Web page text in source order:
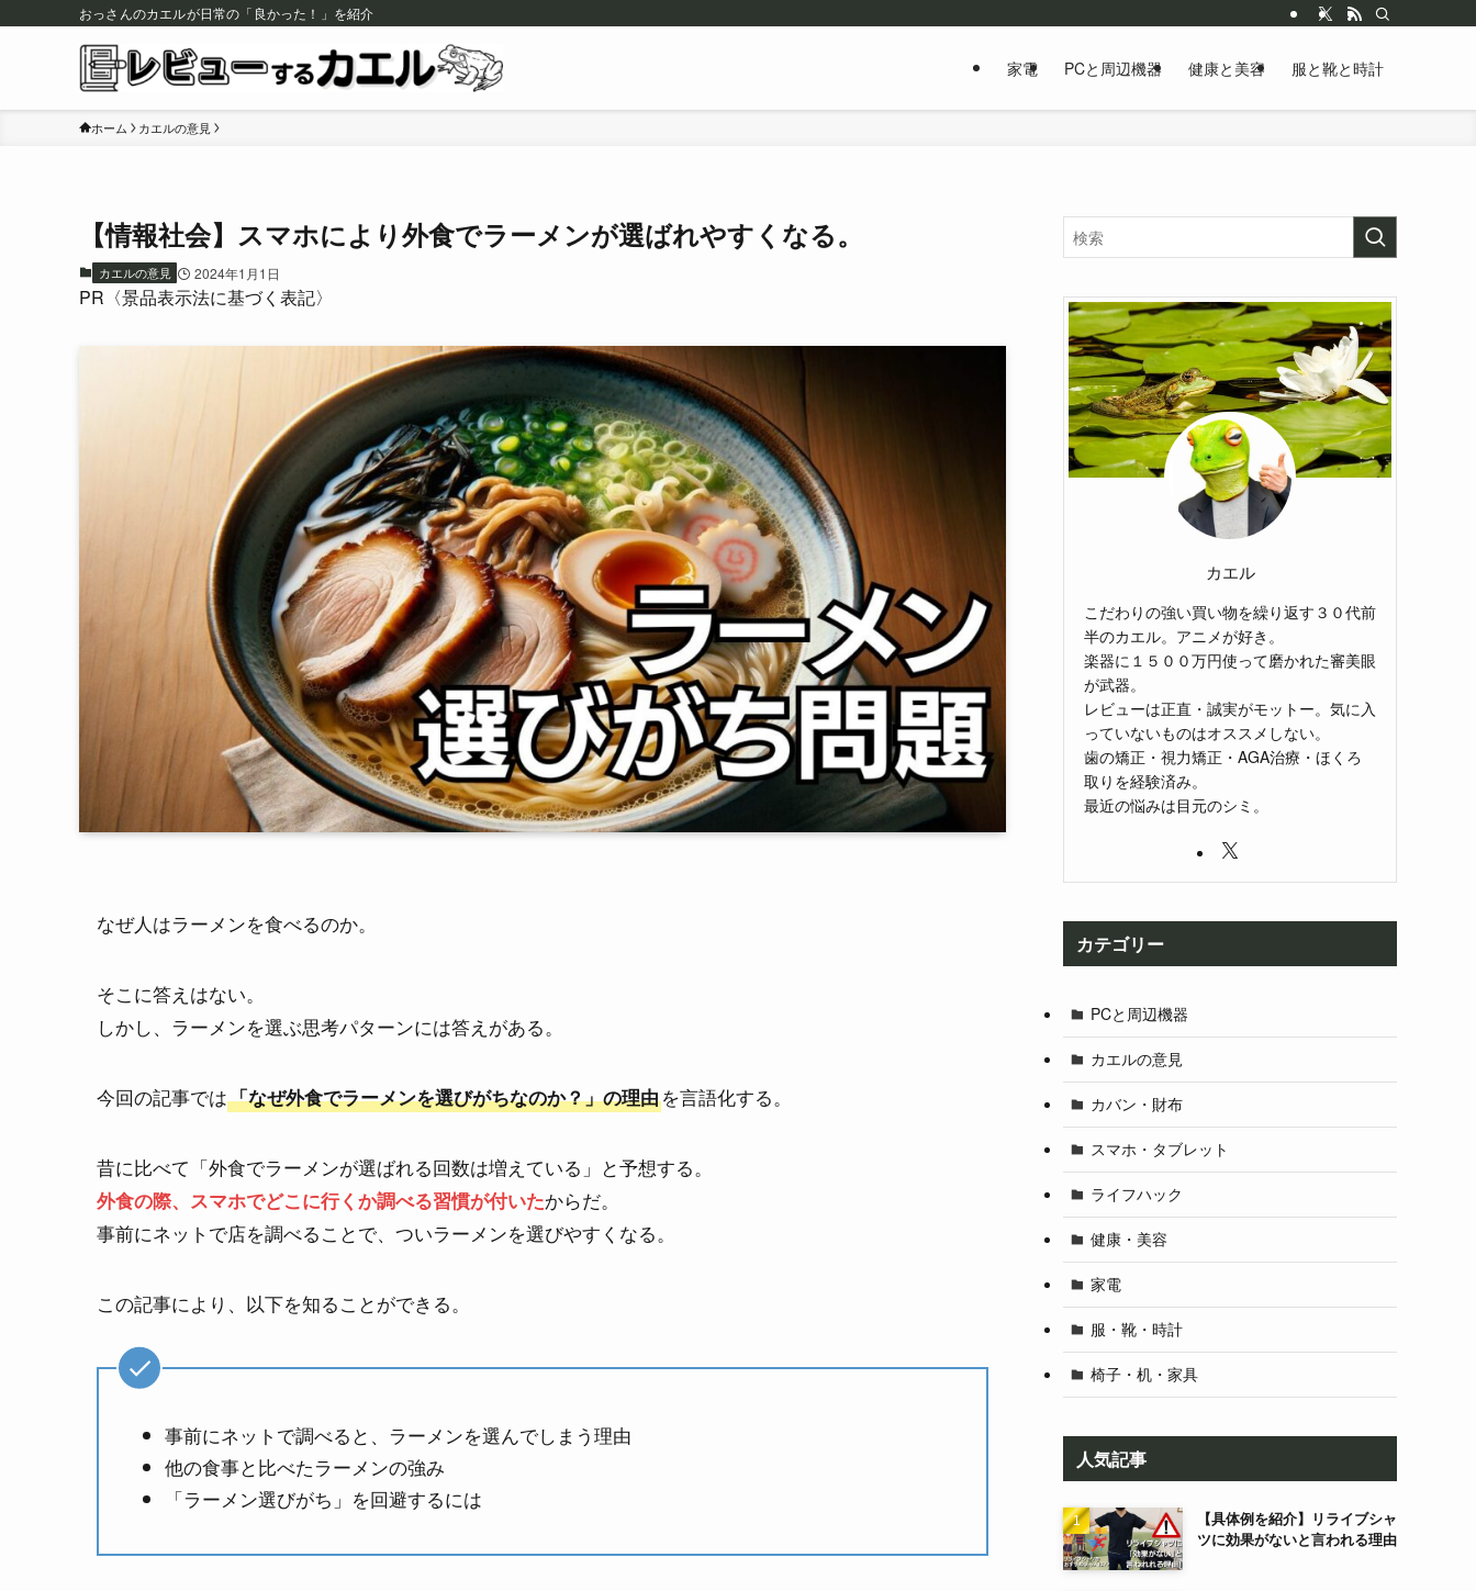
おっさんのカエルが日常の「良かった！」を紹介
家電 PCと周辺機器 健康と美容 服と靴と時計
ホーム カエルの意見
【情報社会】スマホにより外食でラーメンが選ばれやすくなる。
カエルの意見 2024年1月1日
PR〈景品表示法に基づく表記〉
なぜ人はラーメンを食べるのか。
そこに答えはない。
しかし、ラーメンを選ぶ思考パターンには答えがある。
今回の記事では「なぜ外食でラーメンを選びがちなのか？」の理由を言語化する。
昔に比べて「外食でラーメンが選ばれる回数は増えている」と予想する。
外食の際、スマホでどこに行くか調べる習慣が付いたからだ。
事前にネットで店を調べることで、ついラーメンを選びやすくなる。
この記事により、以下を知ることができる。
事前にネットで調べると、ラーメンを選んでしまう理由
他の食事と比べたラーメンの強み
「ラーメン選びがち」を回避するには
カエル
こだわりの強い買い物を繰り返す３０代前
半のカエル。アニメが好き。
楽器に１５００万円使って磨かれた審美眼
が武器。
レビューは正直・誠実がモットー。気に入
っていないものはオススメしない。
歯の矯正・視力矯正・AGA治療・ほくろ
取りを経験済み。
最近の悩みは目元のシミ。
カテゴリー
PCと周辺機器
カエルの意見
カバン・財布
スマホ・タブレット
ライフハック
健康・美容
家電
服・靴・時計
椅子・机・家具
人気記事
【具体例を紹介】リライブシャ
ツに効果がないと言われる理由